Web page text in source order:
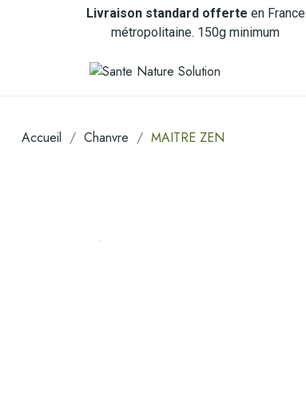
Livraison standard offerte en France
métropolitaine. 150g minimum
Accueil Chanvre MAITRE ZEN